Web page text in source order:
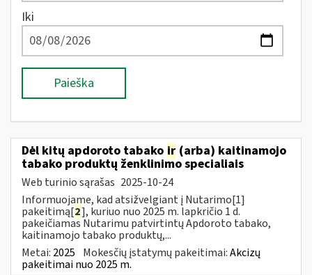
Iki
Paieška
Dėl kitų apdoroto tabako ir (arba) kaitinamojo
tabako produktų ženklinimo specialiais
Web turinio sąrašas 2025-10-24
Informuojame, kad atsižvelgiant į Nutarimo[1]
pakeitimą[2], kuriuo nuo 2025 m. lapkričio 1 d.
pakeičiamas Nutarimu patvirtintų Apdoroto tabako,
kaitinamojo tabako produktų,...
Metai: 2025 Mokesčių įstatymų pakeitimai:Akcizų
pakeitimai nuo 2025 m.